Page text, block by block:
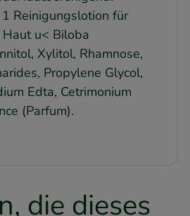
Reinigungslotion für
u< Biloba
Xylitol, Rhamnose,
Propylene Glycol,
Edta, Cetrimonium
(Parfum).
die dieses